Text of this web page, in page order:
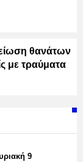
θανάτων
με τραύματα
9